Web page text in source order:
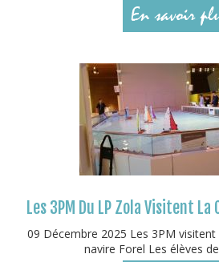
En savoir
Les 3PM Du LP Zola Visitent La
09 Décembre 2025 Les 3PM
navire Forel Les élèves